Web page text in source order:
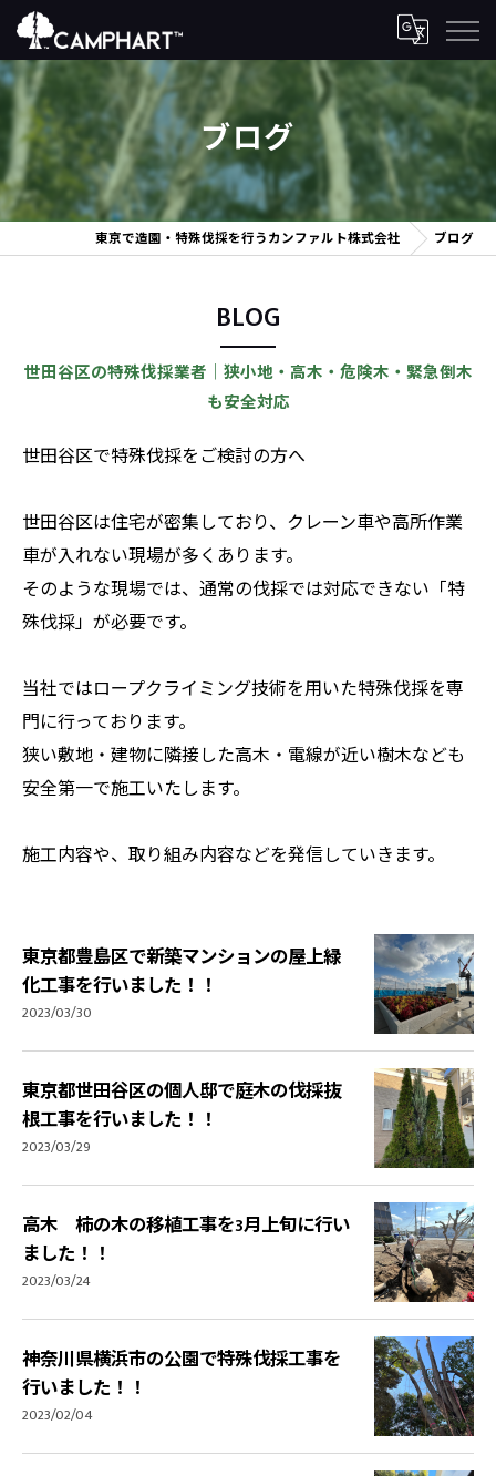
ブログ
東京で造園・特殊伐採を行うカンファルト株式会社 ブログ
BLOG
世田谷区の特殊伐採業者｜狭小地・高木・危険木・緊急倒木
も安全対応
世田谷区で特殊伐採をご検討の方へ
世田谷区は住宅が密集しており、クレーン車や高所作業
車が入れない現場が多くあります。
そのような現場では、通常の伐採では対応できない「特
殊伐採」が必要です。
当社ではロープクライミング技術を用いた特殊伐採を専
門に行っております。
狭い敷地・建物に隣接した高木・電線が近い樹木なども
安全第一で施工いたします。
施工内容や、取り組み内容などを発信していきます。
東京都豊島区で新築マンションの屋上緑
化工事を行いました！！
2023/03/30
東京都世田谷区の個人邸で庭木の伐採抜
根工事を行いました！！
2023/03/29
高木 柿の木の移植工事を3月上旬に行い
ました！！
2023/03/24
神奈川県横浜市の公園で特殊伐採工事を
行いました！！
2023/02/04